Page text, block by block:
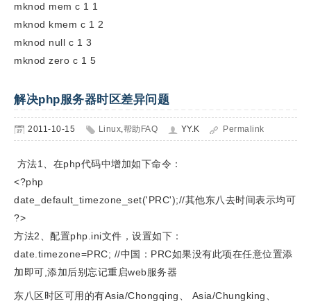
mknod mem c 1 1
mknod kmem c 1 2
mknod null c 1 3
mknod zero c 1 5
解决php服务器时区差异问题
2011-10-15 Linux,帮助FAQ YY.K Permalink
方法1、在php代码中增加如下命令：
<?php
date_default_timezone_set('PRC');//其他东八去时间表示均可
?>
方法2、配置php.ini文件，设置如下：
date.timezone=PRC; //中国：PRC如果没有此项在任意位置添
加即可,添加后别忘记重启web服务器
东八区时区可用的有Asia/Chongqing、 Asia/Chungking、